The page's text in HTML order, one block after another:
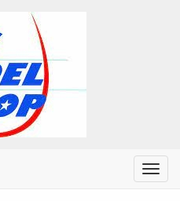
Menu